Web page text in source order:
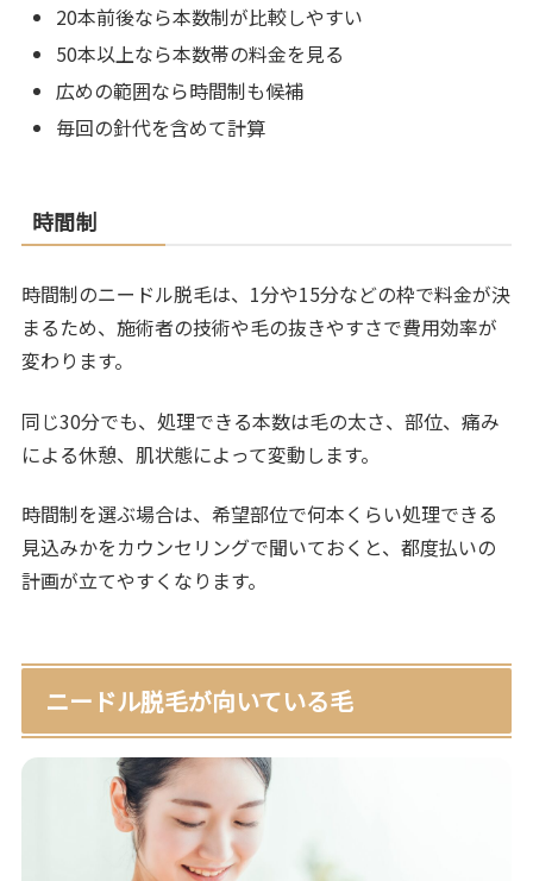
20本前後なら本数制が比較しやすい
50本以上なら本数帯の料金を見る
広めの範囲なら時間制も候補
毎回の針代を含めて計算
時間制
時間制のニードル脱毛は、1分や15分などの枠で料金が決
まるため、施術者の技術や毛の抜きやすさで費用効率が
変わります。
同じ30分でも、処理できる本数は毛の太さ、部位、痛み
による休憩、肌状態によって変動します。
時間制を選ぶ場合は、希望部位で何本くらい処理できる
見込みかをカウンセリングで聞いておくと、都度払いの
計画が立てやすくなります。
ニードル脱毛が向いている毛